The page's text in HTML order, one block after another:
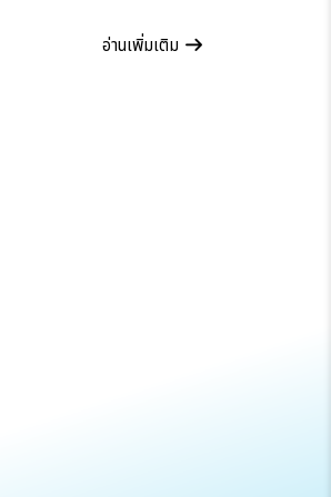
อ่านเพิ่มเติม